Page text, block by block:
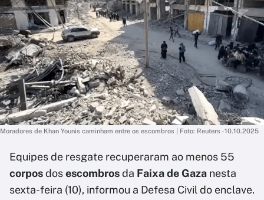
Moradores de Khan Younis caminham entre os escombros | Foto: Reuters - 10.10.2025
Equipes de resgate recuperaram ao menos 55
corposdosescombrosda Faixa de Gaza nesta
sexta-feira (10), informou a Defesa Civil do enclave.